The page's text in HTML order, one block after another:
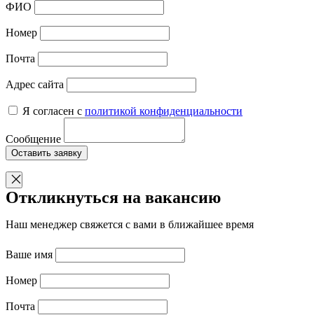
ФИО
Номер
Почта
Адрес сайта
Я согласен с политикой конфиденциальности
Сообщение
Оставить заявку
Откликнуться на вакансию
Наш менеджер свяжется с вами в ближайшее время
Ваше имя
Номер
Почта